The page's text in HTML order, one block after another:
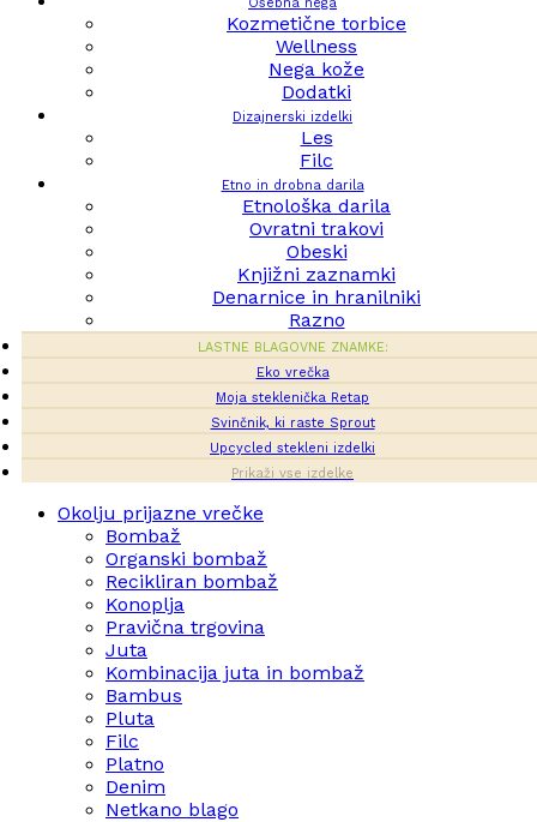
Kozmetične torbice
Wellness
Nega kože
Dodatki
Dizajnerski izdelki
Les
Filc
Etno in drobna darila
Etnološka darila
Ovratni trakovi
Obeski
Knjižni zaznamki
Denarnice in hranilniki
Razno
LASTNE BLAGOVNE ZNAMKE:
Eko vrečka
Moja steklenička Retap
Svinčnik, ki raste Sprout
Upcycled stekleni izdelki
Prikaži vse izdelke
Okolju prijazne vrečke
Bombaž
Organski bombaž
Recikliran bombaž
Konoplja
Pravična trgovina
Juta
Kombinacija juta in bombaž
Bambus
Pluta
Filc
Platno
Denim
Netkano blago